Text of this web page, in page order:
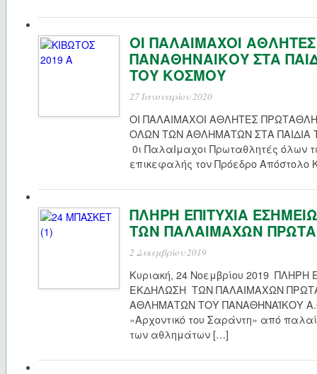
ΟΙ ΠΑΛΑΙΜΑΧΟΙ
ΠΑΝΑΘΗΝΑΙΚΟΥ ΣΤΑ
ΤΟΥ ΚΟΣΜΟΥ
27 Ιανουαρίου 2020
ΟΙ ΠΑΛΑΙΜΑΧΟΙ ΑΘΛΗΤΕΣ
ΟΛΩΝ ΤΩΝ ΑΘΛΗΜΑΤΩΝ ΣΤΑ
0ι ΠαλαΙμαχοι Πρωταθλητές όλων
επικεφαλής τον Πρόεδρο Απόστολο
ΠΛΗΡΗ ΕΠΙΤΥΧΙΑ
ΤΩΝ ΠΑΛΑΙΜΑΧΩΝ
2 Δεκεμβρίου 2019
Κυριακή, 24 Νοεμβρίου 2019 ΠΛΗΡΗ
ΕΚΔΗΛΩΣΗ ΤΩΝ ΠΑΛΑΙΜΑΧΩΝ
ΑΘΛΗΜΑΤΩΝ ΤΟΥ ΠΑΝΑΘΗΝΑΪΚΟΥ
»Αρχοντικό του Σαράντη» από
των αθλημάτων […]